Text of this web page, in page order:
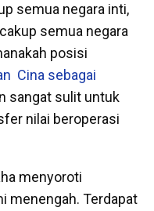
semua negara inti,
semua negara
posisi
Cina sebagai
sangat sulit untuk
nilai beroperasi
menyoroti
menengah. Terdapat